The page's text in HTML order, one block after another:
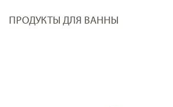
ПРОДУКТЫ ДЛЯ ВАННЫ